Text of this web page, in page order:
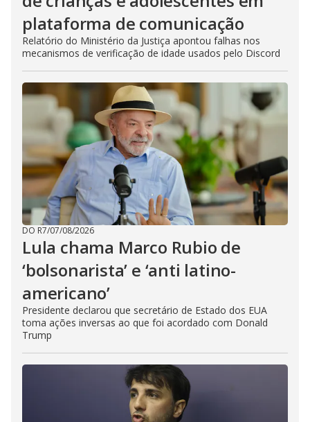
plataforma de comunicação
Relatório do Ministério da Justiça apontou falhas nos
mecanismos de verificação de idade usados pelo Discord
DO R7/07/08/2026
Lula chama Marco Rubio de
‘bolsonarista’ e ‘anti latino-
americano’
Presidente declarou que secretário de Estado dos EUA
toma ações inversas ao que foi acordado com Donald
Trump